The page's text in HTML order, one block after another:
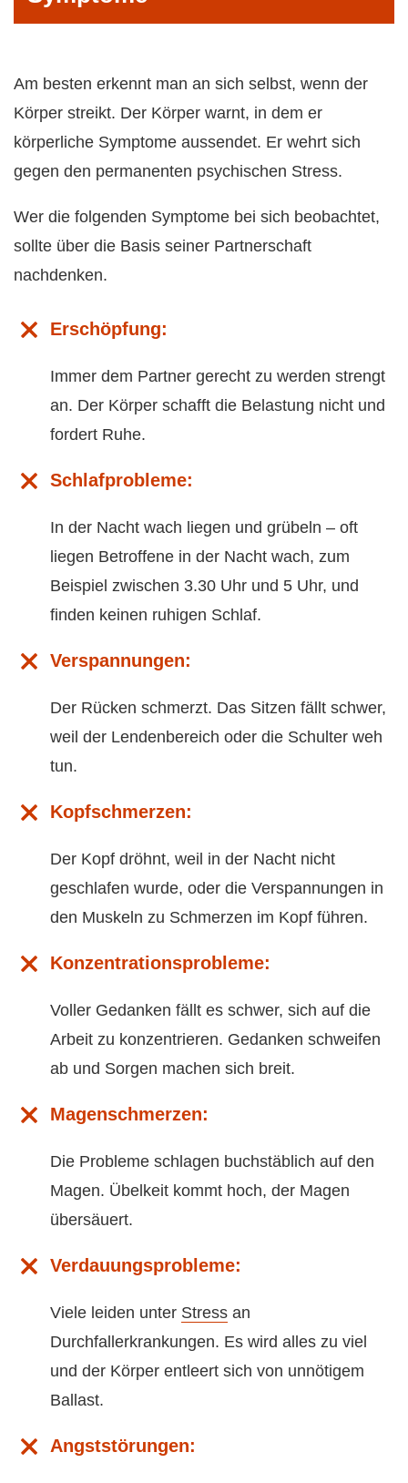
Am besten erkennt man an sich selbst, wenn der
Körper streikt. Der Körper warnt, in dem er
körperliche Symptome aussendet. Er wehrt sich
gegen den permanenten psychischen Stress.
Wer die folgenden Symptome bei sich beobachtet,
sollte über die Basis seiner Partnerschaft
nachdenken.
Erschöpfung:
Immer dem Partner gerecht zu werden strengt
an. Der Körper schafft die Belastung nicht und
fordert Ruhe.
Schlafprobleme:
In der Nacht wach liegen und grübeln – oft
liegen Betroffene in der Nacht wach, zum
Beispiel zwischen 3.30 Uhr und 5 Uhr, und
finden keinen ruhigen Schlaf.
Verspannungen:
Der Rücken schmerzt. Das Sitzen fällt schwer,
weil der Lendenbereich oder die Schulter weh
tun.
Kopfschmerzen:
Der Kopf dröhnt, weil in der Nacht nicht
geschlafen wurde, oder die Verspannungen in
den Muskeln zu Schmerzen im Kopf führen.
Konzentrationsprobleme:
Voller Gedanken fällt es schwer, sich auf die
Arbeit zu konzentrieren. Gedanken schweifen
ab und Sorgen machen sich breit.
Magenschmerzen:
Die Probleme schlagen buchstäblich auf den
Magen. Übelkeit kommt hoch, der Magen
übersäuert.
Verdauungsprobleme:
Viele leiden unter Stress an
Durchfallerkrankungen. Es wird alles zu viel
und der Körper entleert sich von unnötigem
Ballast.
Angststörungen: